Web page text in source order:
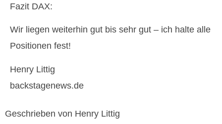
Fazit DAX:
Wir liegen weiterhin gut bis sehr gut – ich halte alle
Positionen fest!
Henry Littig
backstagenews.de
Geschrieben von Henry Littig